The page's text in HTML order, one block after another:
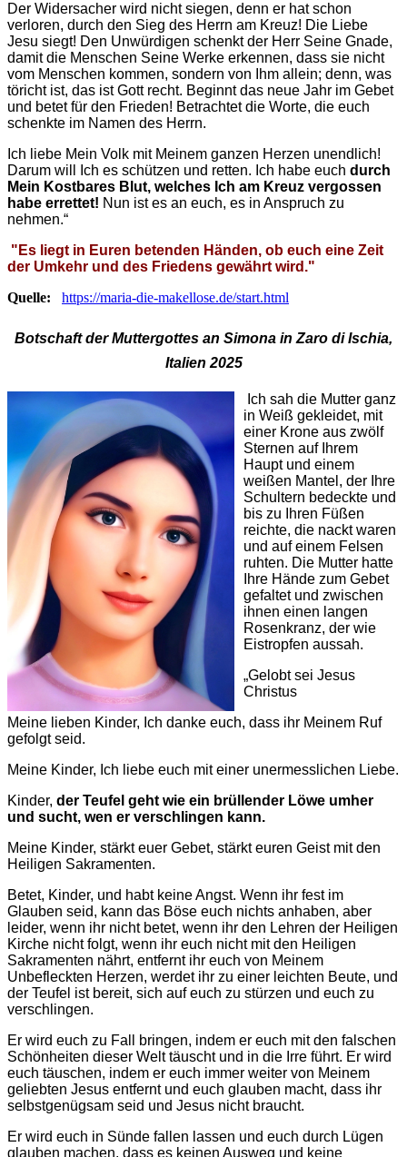
Der Widersacher wird nicht siegen, denn er hat schon
verloren, durch den Sieg des Herrn am Kreuz! Die Liebe
Jesu siegt! Den Unwürdigen schenkt der Herr Seine Gnade,
damit die Menschen Seine Werke erkennen, dass sie nicht
vom Menschen kommen, sondern von Ihm allein; denn, was
töricht ist, das ist Gott recht. Beginnt das neue Jahr im Gebet
und betet für den Frieden! Betrachtet die Worte, die euch
schenkte im Namen des Herrn.
Ich liebe Mein Volk mit Meinem ganzen Herzen unendlich!
Darum will Ich es schützen und retten. Ich habe euch durch
Mein Kostbares Blut, welches Ich am Kreuz vergossen
habe errettet! Nun ist es an euch, es in Anspruch zu
nehmen.“
"Es liegt in Euren betenden Händen, ob euch eine Zeit
der Umkehr und des Friedens gewährt wird."
Quelle:
https://maria-die-makellose.de/start.html
Botschaft der Muttergottes an Simona in Zaro di Ischia,
Italien 2025
Ich sah die Mutter ganz
in Weiß gekleidet, mit
einer Krone aus zwölf
Sternen auf Ihrem
Haupt und einem
weißen Mantel, der Ihre
Schultern bedeckte und
bis zu Ihren Füßen
reichte, die nackt waren
und auf einem Felsen
ruhten. Die Mutter hatte
Ihre Hände zum Gebet
gefaltet und zwischen
ihnen einen langen
Rosenkranz, der wie
Eistropfen aussah.
„Gelobt sei Jesus
Christus
Meine lieben Kinder, Ich danke euch, dass ihr Meinem Ruf
gefolgt seid.
Meine Kinder, Ich liebe euch mit einer unermesslichen Liebe.
Kinder, der Teufel geht wie ein brüllender Löwe umher
und sucht, wen er verschlingen kann.
Meine Kinder, stärkt euer Gebet, stärkt euren Geist mit den
Heiligen Sakramenten.
Betet, Kinder, und habt keine Angst. Wenn ihr fest im
Glauben seid, kann das Böse euch nichts anhaben, aber
leider, wenn ihr nicht betet, wenn ihr den Lehren der Heiligen
Kirche nicht folgt, wenn ihr euch nicht mit den Heiligen
Sakramenten nährt, entfernt ihr euch von Meinem
Unbefleckten Herzen, werdet ihr zu einer leichten Beute, und
der Teufel ist bereit, sich auf euch zu stürzen und euch zu
verschlingen.
Er wird euch zu Fall bringen, indem er euch mit den falschen
Schönheiten dieser Welt täuscht und in die Irre führt. Er wird
euch täuschen, indem er euch immer weiter von Meinem
geliebten Jesus entfernt und euch glauben macht, dass ihr
selbstgenügsam seid und Jesus nicht braucht.
Er wird euch in Sünde fallen lassen und euch durch Lügen
glauben machen, dass es keinen Ausweg und keine